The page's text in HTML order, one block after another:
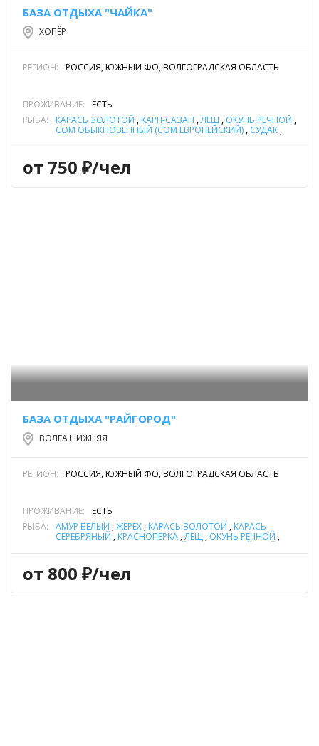
БАЗА ОТДЫХА "ЧАЙКА"
ХОПЁР
РЕГИОН: РОССИЯ, ЮЖНЫЙ ФО, ВОЛГОГРАДСКАЯ ОБЛАСТЬ
ПРОЖИВАНИЕ:
ЕСТЬ
РЫБА:
КАРАСЬ ЗОЛОТОЙ , КАРП-САЗАН ,ЛЕЩ , ОКУНЬ РЕЧНОЙ ,
СОМ ОБЫКНОВЕННЫЙ (СОМ ЕВРОПЕЙСКИЙ) , СУДАК ,
от 750 ₽/чел
БАЗА ОТДЫХА "РАЙГОРОД"
ВОЛГА НИЖНЯЯ
РЕГИОН: РОССИЯ, ЮЖНЫЙ ФО, ВОЛГОГРАДСКАЯ ОБЛАСТЬ
ПРОЖИВАНИЕ:
ЕСТЬ
РЫБА:
АМУР БЕЛЫЙ ,ЖЕРЕХ , КАРАСЬ ЗОЛОТОЙ , КАРАСЬ
СЕРЕБРЯНЫЙ , КРАСНОПЕРКА ,ЛЕЩ , ОКУНЬ РЕЧНОЙ ,
от 800 ₽/чел